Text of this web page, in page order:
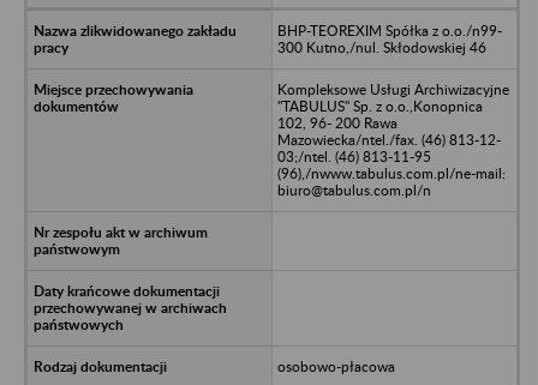
BHP-TEOREXIM Spółka z o.o./n99-
300 Kutno,/nul. Skłodowskiej 46
Kompleksowe Usługi Archiwizacyjne
"TABULUS" Sp. z o.o.,Konopnica
102, 96- 200 Rawa
Mazowiecka/ntel./fax. (46) 813-12-
03;/ntel. (46) 813-11-95
(96),/nwww.tabulus.com.pl/ne-mail:
biuro@tabulus.com.pl/n
osobowo-płacowa